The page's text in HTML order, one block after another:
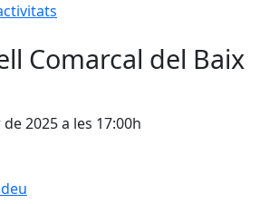
Comarcal del Baix
2025 a les 17:00h